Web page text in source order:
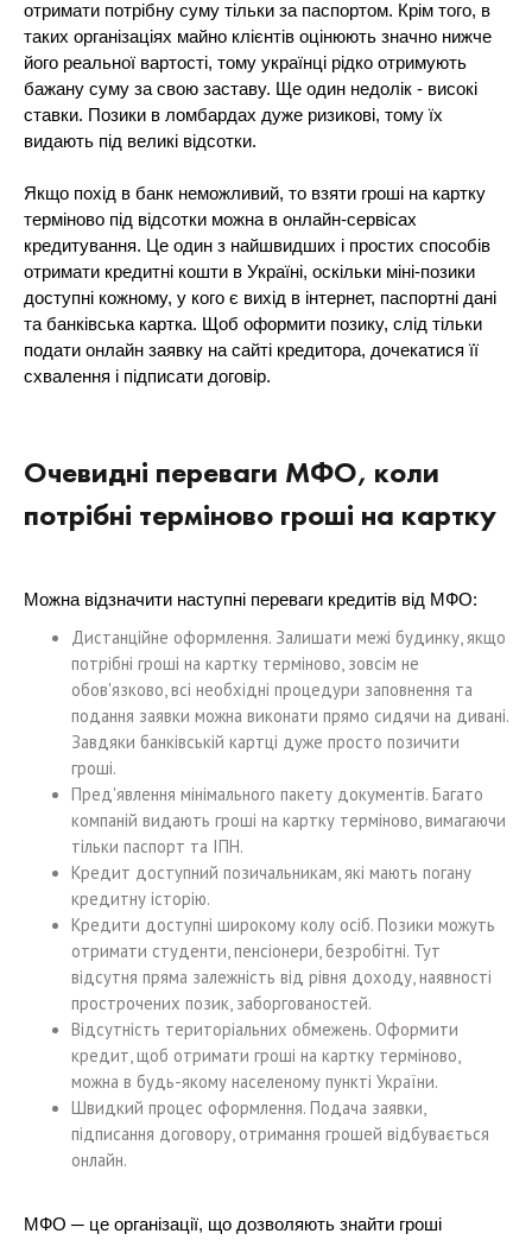
отримати потрібну суму тільки за паспортом. Крім того, в
таких організаціях майно клієнтів оцінюють значно нижче
його реальної вартості, тому українці рідко отримують
бажану суму за свою заставу. Ще один недолік - високі
ставки. Позики в ломбардах дуже ризикові, тому їх
видають під великі відсотки.
Якщо похід в банк неможливий, то взяти гроші на картку
терміново під відсотки можна в онлайн-сервісах
кредитування. Це один з найшвидших і простих способів
отримати кредитні кошти в Україні, оскільки міні-позики
доступні кожному, у кого є вихід в інтернет, паспортні дані
та банківська картка. Щоб оформити позику, слід тільки
подати онлайн заявку на сайті кредитора, дочекатися її
схвалення і підписати договір.
Очевидні переваги МФО, коли
потрібні терміново гроші на картку
Можна відзначити наступні переваги кредитів від МФО:
Дистанційне оформлення. Залишати межі будинку, якщо
потрібні гроші на картку терміново, зовсім не
обов'язково, всі необхідні процедури заповнення та
подання заявки можна виконати прямо сидячи на дивані.
Завдяки банківській картці дуже просто позичити
гроші.
Пред'явлення мінімального пакету документів. Багато
компаній видають гроші на картку терміново, вимагаючи
тільки паспорт та ІПН.
Кредит доступний позичальникам, які мають погану
кредитну історію.
Кредити доступні широкому колу осіб. Позики можуть
отримати студенти, пенсіонери, безробітні. Тут
відсутня пряма залежність від рівня доходу, наявності
прострочених позик, заборгованостей.
Відсутність територіальних обмежень. Оформити
кредит, щоб отримати гроші на картку терміново,
можна в будь-якому населеному пункті України.
Швидкий процес оформлення. Подача заявки,
підписання договору, отримання грошей відбувається
онлайн.
МФО ─ це організації, що дозволяють знайти гроші